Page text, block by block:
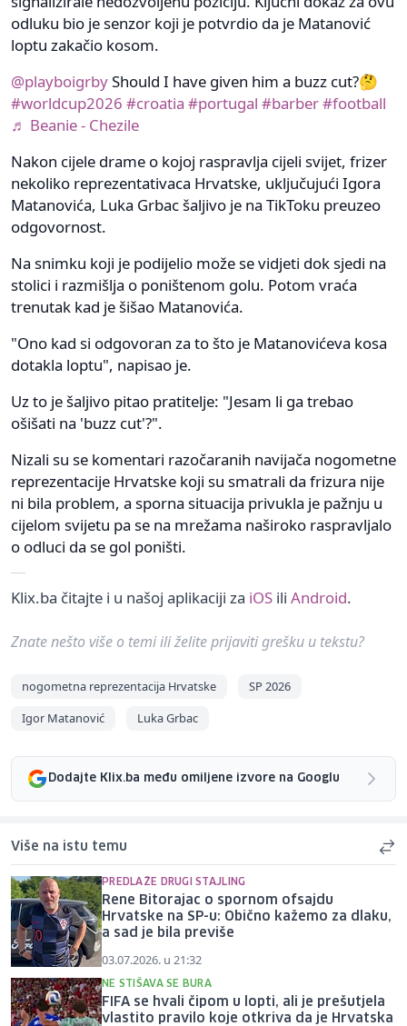
odluku bio je senzor koji je potvrdio da je Matanović
loptu zakačio kosom.
@playboigrbyShould I have given him a buzz cut?🤔
#worldcup2026 #croatia #portugal #barber#football
♬ Beanie - Chezile
Nakon cijele drame o kojoj raspravlja cijeli svijet, frizer
nekoliko reprezentativaca Hrvatske, uključujući Igora
Matanovića, Luka Grbac šaljivo je na TikToku preuzeo
odgovornost.
Na snimku koji je podijelio može se vidjeti dok sjedi na
stolici i razmišlja o poništenom golu. Potom vraća
trenutak kad je šišao Matanovića.
"Ono kad si odgovoran za to što je Matanovićeva kosa
dotakla loptu", napisao je.
Uz to je šaljivo pitao pratitelje: "Jesam li ga trebao
ošišati na 'buzz cut'?".
Nizali su se komentari razočaranih navijača nogometne
reprezentacije Hrvatske koji su smatrali da frizura nije
ni bila problem, a sporna situacija privukla je pažnju u
cijelom svijetu pa se na mrežama naširoko raspravljalo
o odluci da se gol poništi.
Klix.ba čitajte i u našoj aplikaciji za iOS ili Android.
Znate nešto više o temi ili želite prijaviti grešku u tekstu?
nogometna reprezentacija Hrvatske
SP 2026
Igor Matanović
Luka Grbac
Dodajte Klix.ba među omiljene izvore na Googlu
Više na istu temu
PREDLAŽE DRUGI STAJLING
Rene Bitorajac o spornom ofsajdu
Hrvatske na SP-u: Obično kažemo za dlaku,
a sad je bila previše
03.07.2026. u 21:32
NE STIŠAVA SE BURA
FIFA se hvali čipom u lopti, ali je prešutjela
vlastito pravilo koje otkriva da je Hrvatska